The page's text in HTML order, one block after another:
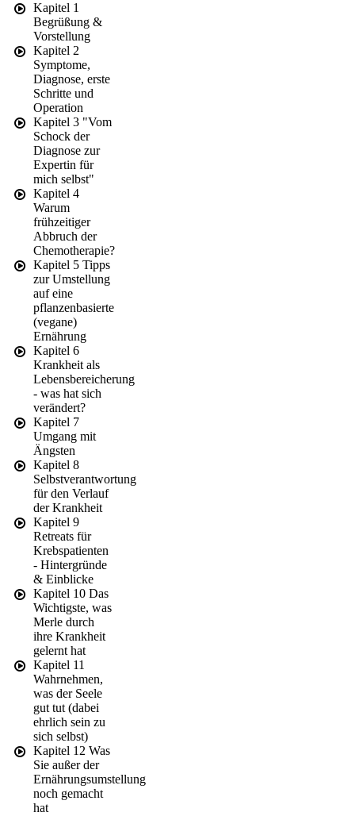
Kapitel 1
Begrüßung &
Vorstellung
Kapitel 2
Symptome,
Diagnose, erste
Schritte und
Operation
Kapitel 3 "Vom
Schock der
Diagnose zur
Expertin für
mich selbst"
Kapitel 4
Warum
frühzeitiger
Abbruch der
Chemotherapie?
Kapitel 5 Tipps
zur Umstellung
auf eine
pflanzenbasierte
(vegane)
Ernährung
Kapitel 6
Krankheit als
Lebensbereicherung
- was hat sich
verändert?
Kapitel 7
Umgang mit
Ängsten
Kapitel 8
Selbstverantwortung
für den Verlauf
der Krankheit
Kapitel 9
Retreats für
Krebspatienten
- Hintergründe
& Einblicke
Kapitel 10 Das
Wichtigste, was
Merle durch
ihre Krankheit
gelernt hat
Kapitel 11
Wahrnehmen,
was der Seele
gut tut (dabei
ehrlich sein zu
sich selbst)
Kapitel 12 Was
Sie außer der
Ernährungsumstellung
noch gemacht
hat